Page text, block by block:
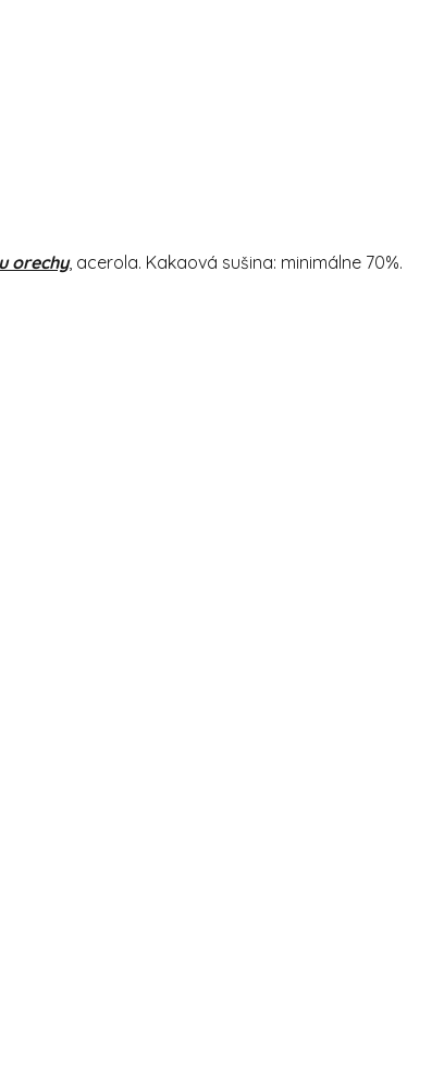
orechy, acerola. Kakaová sušina: minimálne 70%.